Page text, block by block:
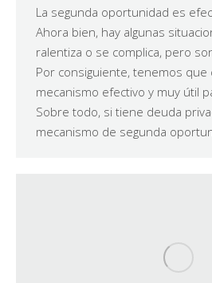
La segunda oportunidad es
Ahora bien, hay algunas
ralentiza o se complica, pero
Por consiguiente, tenemos
mecanismo efectivo y muy útil
Sobre todo, si tiene deuda
mecanismo de segunda